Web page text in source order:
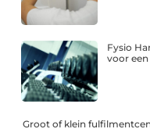
Fysio
voor
Groot of klein